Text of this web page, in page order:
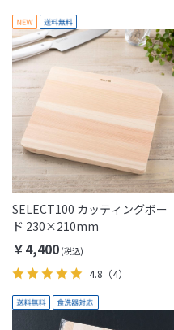
SELECT100 カッティングボー
ド 230×210mm
￥4,400
4.8 （4）